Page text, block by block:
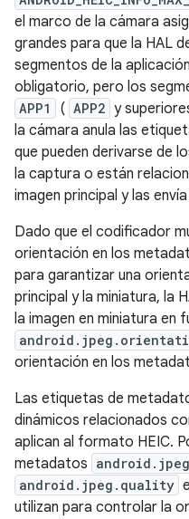
el marco de la cámara
grandes para que la HAL
segmentos de la
obligatorio, pero los
APP1 ( APP2 y
la cámara anula las
que pueden derivarse de
la captura o están
imagen principal y las
Dado que el codificador
orientación en los
para garantizar una
principal y la miniatura, la
la imagen en miniatura en
orientación en los
Las etiquetas de
dinámicos relacionados
aplican al formato HEIC.
metadatos
android.jpeg.quality
utilizan para controlar la